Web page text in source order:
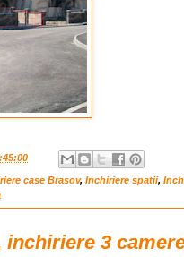
case Brasov, Inchiriere spatii,
inchiriere 3